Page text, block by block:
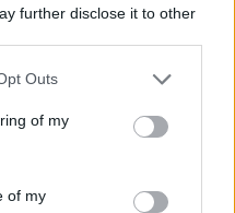
further disclose it to other
uses one or more Google
You may click to
its third-party tags to
purposes in below Google
Outs
of my
of my
Νεαπόλεως
λειτουργίας στα